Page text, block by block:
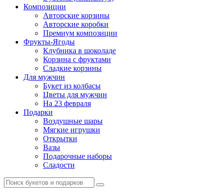
Композиции
Авторские корзины
Авторские коробки
Премиум композиции
Фрукты-Ягоды
Клубника в шоколаде
Корзина с фруктами
Сладкие корзины
Для мужчин
Букет из колбасы
Цветы для мужчин
На 23 февраля
Подарки
Воздушные шары
Мягкие игрушки
Открытки
Вазы
Подарочные наборы
Сладости